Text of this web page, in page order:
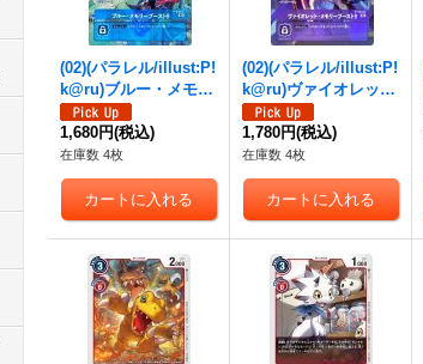
(02)(パラレル/illust:P!
k@ru)ブルー・メモリ
ーブースト!!【SR-P】
{P-036}《青》
1,680円(税込)
在庫数 4枚
(02)(パラレル/illust:P!
k@ru)ヴァイオレッ
ト・メモリーブース
ト!!【SR-P】{P-040}
《紫》
1,780円(税込)
在庫数 4枚